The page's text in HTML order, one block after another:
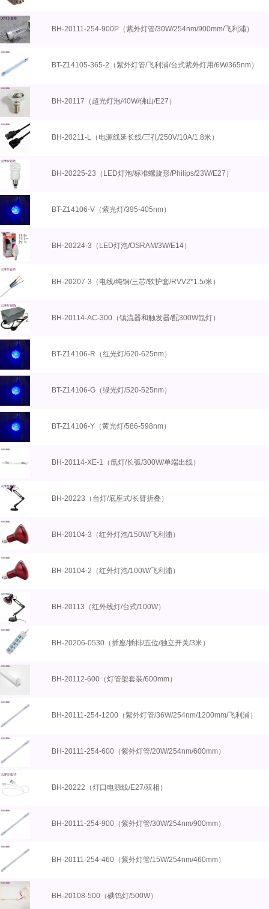
BH-20111-254-900P（紫外灯管/30W/254nm/900mm/飞利浦）
BT-Z14105-365-2（紫外灯管/飞利浦/台式紫外灯用/6W/365nm）
BH-20117（超光灯泡/40W/佛山/E27）
BH-20211-L（电源线延长线/三孔/250V/10A/1.8米）
BH-20225-23（LED灯泡/标准螺旋形/Philips/23W/E27）
BT-Z14106-V（紫光灯/395-405nm）
BH-20224-3（LED灯泡/OSRAM/3W/E14）
BH-20207-3（电线/纯铜/三芯/软护套/RVV2*1.5/米）
BH-20114-AC-300（镇流器和触发器/配300W氙灯）
BT-Z14106-R（红光灯/620-625nm）
BT-Z14106-G（绿光灯/520-525nm）
BT-Z14106-Y（黄光灯/586-598nm）
BH-20114-XE-1（氙灯/长弧/300W/单端出线）
BH-20223（台灯/底座式/长臂折叠）
BH-20104-3（红外灯泡/150W/飞利浦）
BH-20104-2（红外灯泡/100W/飞利浦）
BH-20113（红外线灯/台式/100W）
BH-20206-0530（插座/插排/五位/独立开关/3米）
BH-20112-600（灯管架套装/600mm）
BH-20111-254-1200（紫外灯管/36W/254nm/1200mm/飞利浦）
BH-20111-254-600（紫外灯管/20W/254nm/600mm）
BH-20222（灯口电源线/E27/双相）
BH-20111-254-900（紫外灯管/30W/254nm/900mm）
BH-20111-254-460（紫外灯管/15W/254nm/460mm）
BH-20108-500（碘钨灯/500W）